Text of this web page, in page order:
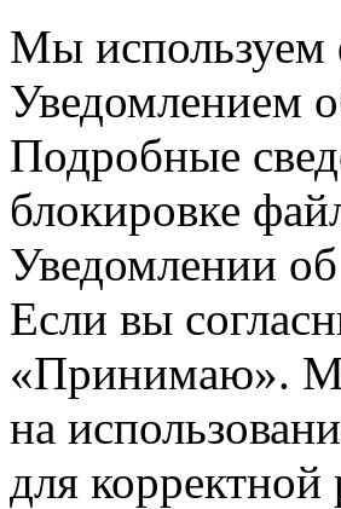
Мы используем
Уведомлением
Подробные
блокировке
Уведомлении
Если вы
«Принимаю».
на
для